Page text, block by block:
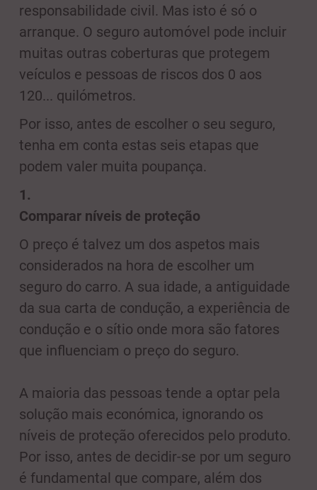
responsabilidade civil. Mas isto é só o
arranque. O seguro automóvel pode incluir
muitas outras coberturas que protegem
veículos e pessoas de riscos dos 0 aos
120... quilómetros.
Por isso, antes de escolher o seu seguro,
tenha em conta estas seis etapas que
podem valer muita poupança.
1.
Comparar níveis de proteção
O preço é talvez um dos aspetos mais
considerados na hora de escolher um
seguro do carro. A sua idade, a antiguidade
da sua carta de condução, a experiência de
condução e o sítio onde mora são fatores
que influenciam o preço do seguro.
A maioria das pessoas tende a optar pela
solução mais económica, ignorando os
níveis de proteção oferecidos pelo produto.
Por isso, antes de decidir-se por um seguro
é fundamental que compare, além dos